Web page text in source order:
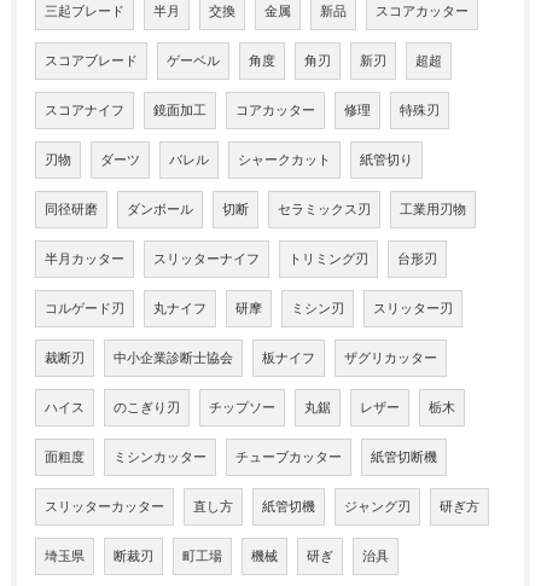
三起ブレード 半月 交換 金属 新品 スコアカッター
スコアブレード ゲーベル 角度 角刃 新刃 超超
スコアナイフ 鏡面加工 コアカッター 修理 特殊刃
刃物 ダーツ バレル シャークカット 紙管切り
同径研磨 ダンボール 切断 セラミックス刃 工業用刃物
半月カッター スリッターナイフ トリミング刃 台形刃
コルゲード刃 丸ナイフ 研摩 ミシン刃 スリッター刃
裁断刃 中小企業診断士協会 板ナイフ ザグリカッター
ハイス のこぎり刃 チップソー 丸鋸 レザー 栃木
面粗度 ミシンカッター チューブカッター 紙管切断機
スリッターカッター 直し方 紙管切機 ジャング刃 研ぎ方
埼玉県 断裁刃 町工場 機械 研ぎ 治具